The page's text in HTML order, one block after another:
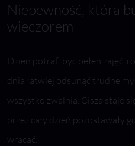
Niepewność, która
wieczorem
Dzień potrafi być pełen zajęć,
dnia łatwiej odsunąć trudne
wszystko zwalnia. Cisza staje
przez cały dzień pozostawały
wracać.